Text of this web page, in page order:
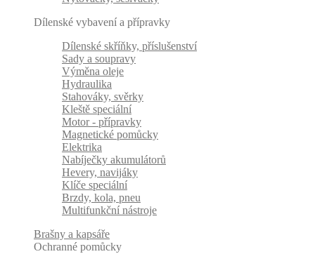
Dílenské vybavení a přípravky
Dílenské skříňky, příslušenství
Sady a soupravy
Výměna oleje
Hydraulika
Stahováky, svěrky
Kleště speciální
Motor - přípravky
Magnetické pomůcky
Elektrika
Nabíječky akumulátorů
Hevery, navijáky
Klíče speciální
Brzdy, kola, pneu
Multifunkční nástroje
Brašny a kapsáře
Ochranné pomůcky